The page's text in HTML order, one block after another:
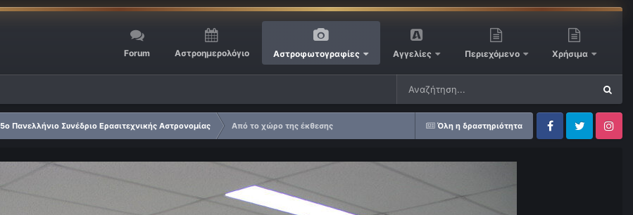
Forum Αστροημερολόγιο Αστροφωτογραφίες Αγγελίες Περιεχόμενο Χρήσιμα
Όλη η δραστηριότητα
5ο Πανελλήνιο Συνέδριο Ερασιτεχνικής Αστρονομίας
Από το χώρο της έκθεσης
FacebookTwitter Instagram